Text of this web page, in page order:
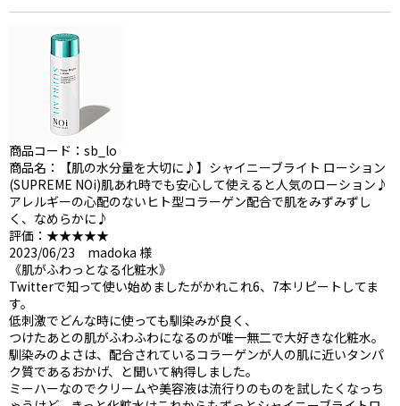
商品コード：sb_lo
商品名：【肌の水分量を大切に♪】シャイニーブライト ローション
(SUPREME NOi)肌あれ時でも安心して使えると人気のローション♪
アレルギーの心配のないヒト型コラーゲン配合で肌をみずみずし
く、なめらかに♪
評価：★★★★★
2023/06/23 madoka 様
《肌がふわっとなる化粧水》
Twitterで知って使い始めましたがかれこれ6、7本リピートしてま
す。
低刺激でどんな時に使っても馴染みが良く、
つけたあとの肌がふわふわになるのが唯一無二で大好きな化粧水。
馴染みのよさは、配合されているコラーゲンが人の肌に近いタンパ
ク質であるおかげ、と聞いて納得しました。
ミーハーなのでクリームや美容液は流行りのものを試したくなっち